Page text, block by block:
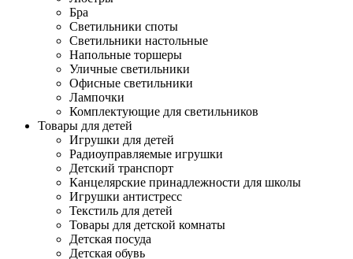
Бра
Светильники споты
Светильники настольные
Напольные торшеры
Уличные светильники
Офисные светильники
Лампочки
Комплектующие для светильников
Товары для детей
Игрушки для детей
Радиоуправляемые игрушки
Детский транспорт
Канцелярские принадлежности для школы
Игрушки антистресс
Текстиль для детей
Товары для детской комнаты
Детская посуда
Детская обувь